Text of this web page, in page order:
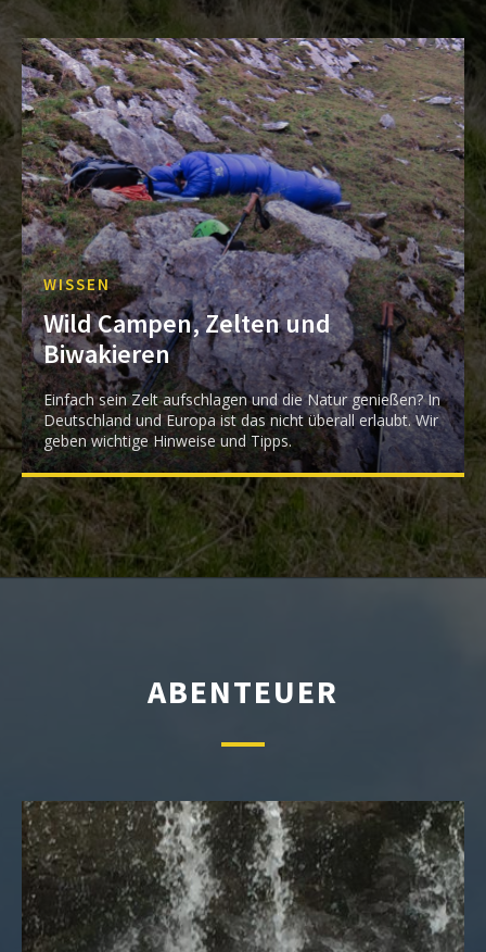
WISSEN
Wild Campen, Zelten und
Biwakieren
Einfach sein Zelt aufschlagen und die Natur genießen? In
Deutschland und Europa ist das nicht überall erlaubt. Wir
geben wichtige Hinweise und Tipps.
ABENTEUER